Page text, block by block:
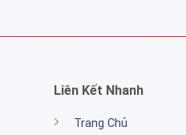
Liên Kết Nhanh
Trang Chủ